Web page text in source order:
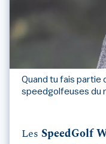
Quand tu fais partie
speedgolfeuses du
Les SpeedGolf